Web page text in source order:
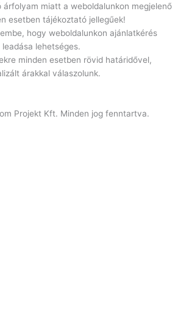
árfolyam miatt a weboldalunkon megjelenő
esetben tájékoztató jellegűek!
hogy weboldalunkon ajánlatkérés
leadása lehetséges.
minden esetben rövid határidővel,
árakkal válaszolunk.
Projekt Kft. Minden jog fenntartva.